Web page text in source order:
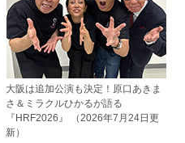
大阪は追加公演も決定！ 原口あきま
さ＆ミラクルひかるが語る
『HRF2026』
（2026年7月24日更
新）